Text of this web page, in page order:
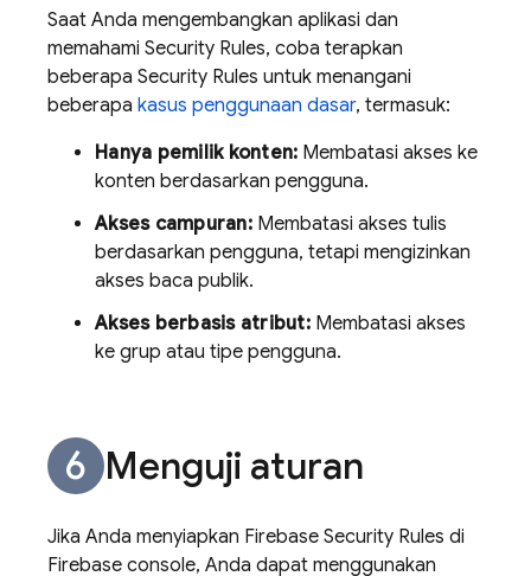
Saat Anda mengembangkan aplikasi dan
memahami Security Rules, coba terapkan
beberapa Security Rules untuk menangani
beberapa kasus penggunaan dasar, termasuk:
Hanya pemilik konten: Membatasi akses ke
konten berdasarkan pengguna.
Akses campuran:Membatasi akses tulis
berdasarkan pengguna, tetapi mengizinkan
akses baca publik.
Akses berbasis atribut:Membatasi akses
ke grup atau tipe pengguna.
Menguji aturan
Jika Anda menyiapkan Firebase Security Rules di
Firebase console, Anda dapat menggunakan